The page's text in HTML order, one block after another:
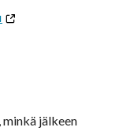
minkä jälkeen